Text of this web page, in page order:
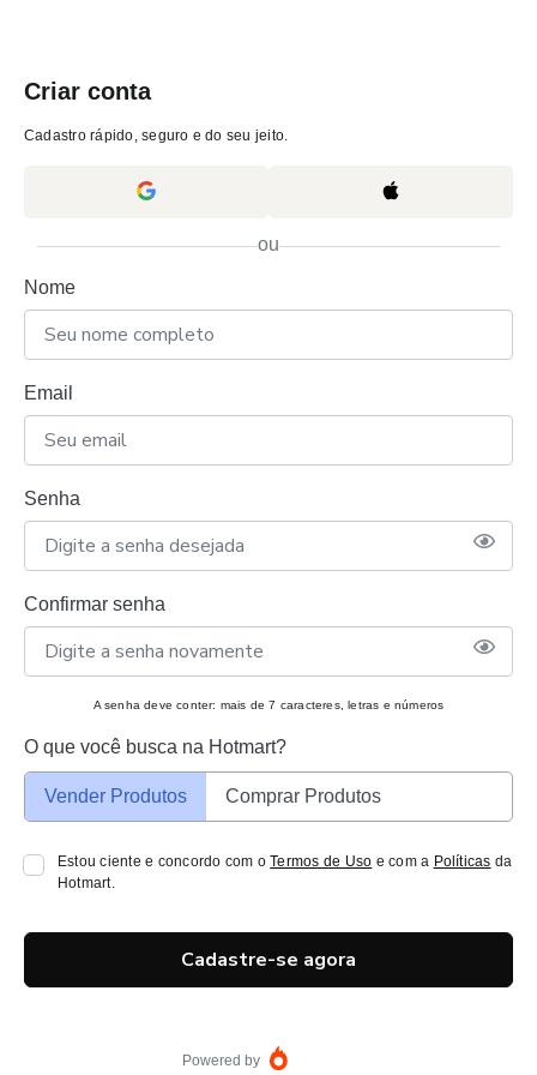
Criar conta
Cadastro rápido, seguro e do seu jeito.
ou
Nome
Email
Senha
Confirmar senha
A senha deve conter: mais de 7 caracteres, letras e números
O que você busca na Hotmart?
Vender Produtos Comprar Produtos
Estou ciente e concordo com oTermos de Uso e com a Políticas da
Hotmart.
Cadastre-se agora
Powered by